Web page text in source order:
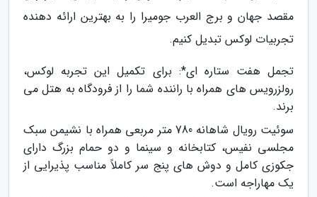
مقصد جهان و برج العرب جومیرا را به بهترین ارائه دهنده
تجربیات لوکس تبدیل کنیم.
تجمل هفت ستاره ای*: برای تکمیل این تجربه لوکس،
رولزرویس های همراه با راننده شما را از فرودگاه به هتل می
برند.
سوئیت رویال شاهانه 780 متر مربعی همراه با نشیمن سبک
مجلسی نفیس، کتابخانه و سینما و دو حمام بزرگ دارای
جکوزی کامل و دوش های پنج سر کاملاً مناسب پذیرایی از
یک مهاراجه است.